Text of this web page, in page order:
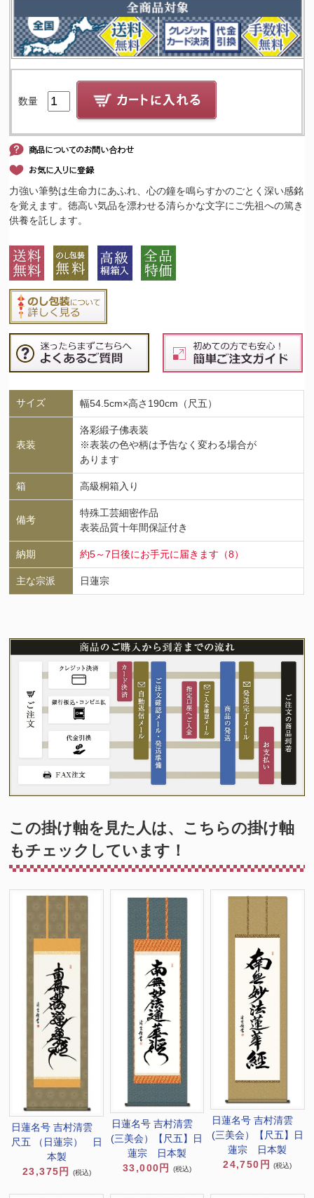
数量
力強い筆勢は生命力にあふれ、心の鐘を鳴らすかのごとく深い感銘
を覚えます。徳高い気品を漂わせる清らかな文字にご先祖への篤き
供養を託します。
サイズ 幅54.5cm×高さ190cm（尺五）
表装
洛彩緞子佛表装
※表装の色や柄は予告なく変わる場合が
あります
箱 高級桐箱入り
備考
特殊工芸細密作品
表装品質十年間保証付き
納期 約5～7日後にお手元に届きます（8）
主な宗派 日蓮宗
この掛け軸を見た人は、こちらの掛け軸
もチェックしています！
日蓮名号 吉村清雲
尺五 （日蓮宗） 日
本製
23,375円
(税込)
日蓮名号 吉村清雲
(三美会）【尺五】日
蓮宗 日本製
33,000円
(税込)
日蓮名号 吉村清雲
(三美会）【尺五】日
蓮宗 日本製
24,750円 (税込)